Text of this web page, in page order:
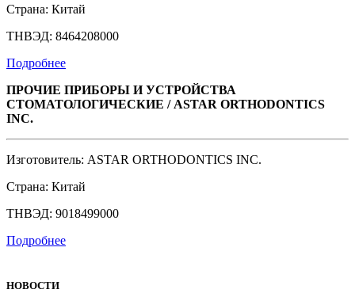
Страна: Китай
ТНВЭД: 8464208000
Подробнее
ПРОЧИЕ ПРИБОРЫ И УСТРОЙСТВА
СТОМАТОЛОГИЧЕСКИЕ / ASTAR ORTHODONTICS
INC.
Изготовитель: ASTAR ORTHODONTICS INC.
Страна: Китай
ТНВЭД: 9018499000
Подробнее
НОВОСТИ